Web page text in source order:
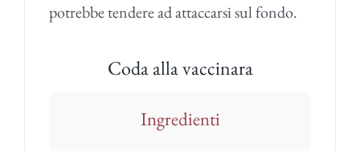
potrebbe tendere ad attaccarsi sul fondo.
Coda alla vaccinara
Ingredienti